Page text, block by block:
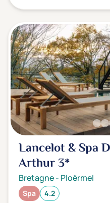
Lancelot & Spa
Arthur3*
Bretagne- Ploërmel
Spa 4.2